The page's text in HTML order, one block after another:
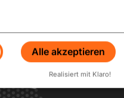
Alle akzeptieren
Realisiert mit Klaro!